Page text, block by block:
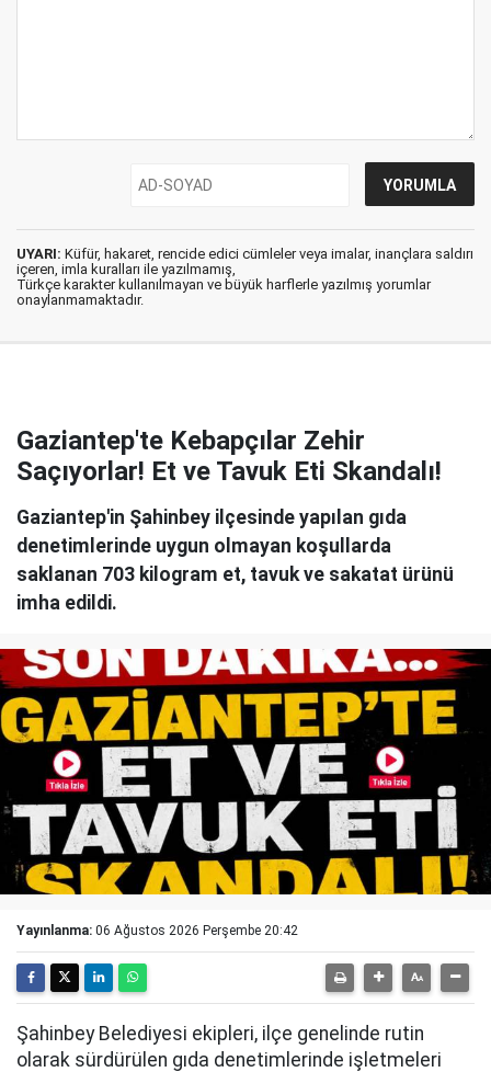
UYARI: Küfür, hakaret, rencide edici cümleler veya imalar, inançlara saldırı
içeren, imla kuralları ile yazılmamış,
Türkçe karakter kullanılmayan ve büyük harflerle yazılmış yorumlar
onaylanmamaktadır.
Gaziantep'te Kebapçılar Zehir
Saçıyorlar! Et ve Tavuk Eti Skandalı!
Gaziantep'in Şahinbey ilçesinde yapılan gıda
denetimlerinde uygun olmayan koşullarda
saklanan 703 kilogram et, tavuk ve sakatat ürünü
imha edildi.
Yayınlanma: 06 Ağustos 2026 Perşembe 20:42
Şahinbey Belediyesi ekipleri, ilçe genelinde rutin
olarak sürdürülen gıda denetimlerinde işletmeleri